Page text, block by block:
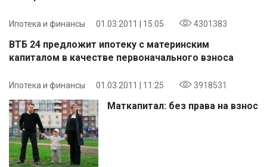
Ипотека и финансы 01.03.2011 | 15:05 4301383
ВТБ 24 предложит ипотеку с материнским
капиталом в качестве первоначального взноса
Ипотека и финансы 01.03.2011 | 11:25 3918531
Маткапитал: без права на взнос